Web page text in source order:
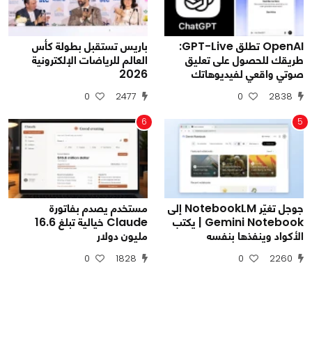
OpenAI تطلق GPT-Live:
طريقك للحصول على تعليق
صوتي واقعي لفيديوهاتك
2838
0
باريس تستقبل بطولة كأس
العالم للرياضات الإلكترونية
2026
2477
0
5
جوجل تغيّر NotebookLM إلى
Gemini Notebook | يكتب
الأكواد وينفذها بنفسه
2260
0
6
مستخدم يصدم بفاتورة
Claude خيالية تبلغ 16.6
مليون دولار
1828
0